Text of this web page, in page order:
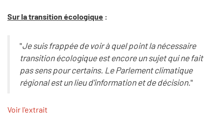
Sur la transition écologique :
"Je suis frappée de voir à quel point la nécessaire
transition écologique est encore un sujet qui ne fait
pas sens pour certains. Le Parlement climatique
régional est un lieu d'information et de décision."
Voir l'extrait